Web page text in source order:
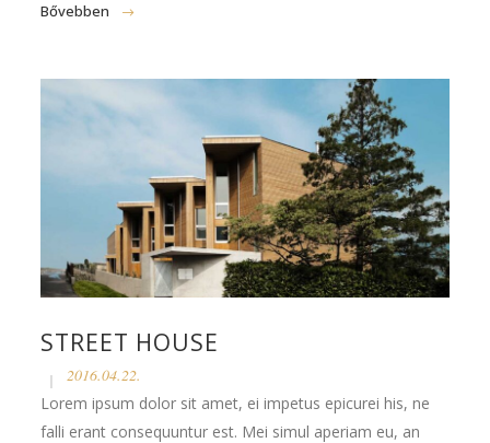
Bővebben
STREET HOUSE
2016.04.22.
Lorem ipsum dolor sit amet, ei impetus epicurei his, ne
falli erant consequuntur est. Mei simul aperiam eu, an